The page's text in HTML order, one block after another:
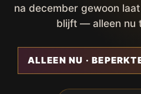
na december gewoon
blijft — alleen nu
ALLEEN NU ·